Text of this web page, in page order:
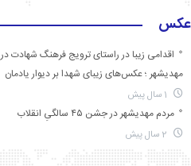
عکس
اقدامی زیبا در راستای ترویج فرهنگ شهادت در
مهدیشهر ؛ عکس‌های زیبای شهدا بر دیوار یادمان
مردم مهدیشهر در جشن ۴۵ سالگیِ انقلاب